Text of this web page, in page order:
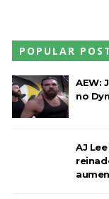
POPULAR
AEW:
no
AJ